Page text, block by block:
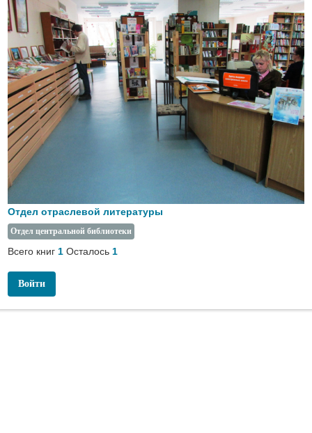
Отдел отраслевой литературы
Отдел центральной библиотеки
Всего книг 1 Осталось 1
Войти